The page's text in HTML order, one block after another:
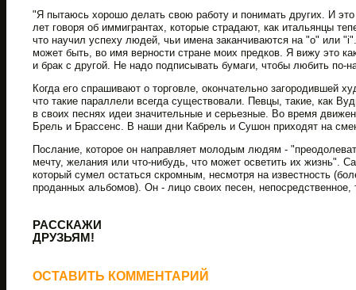
"Я пытаюсь хорошо делать свою работу и понимать других. И
лет говоря об иммигрантах, которые страдают, как итальянцы
что научил успеху людей, чьи имена заканчиваются на "o" или
может быть, во имя верности стране моих предков. Я вижу это
и брак с другой. Не надо подписывать бумаги, чтобы любить по-
Когда его спрашивают о торговле, окончательно загородившей
что такие параллели всегда существовали. Певцы, такие, как
в своих песнях идеи значительные и серьезные. Во время
Брель и Брассенс. В наши дни Кабрель и Сушон приходят на
Послание, которое он направляет молодым людям -
мечту, желания или что-нибудь, что может осветить их жизнь".
который сумел остаться скромным, несмотря на известность
проданных альбомов). Он - лицо своих песен, непосредственное,
РАССКАЖИ
ДРУЗЬЯМ!
ОСТАВИТЬ КОММЕНТАРИЙ